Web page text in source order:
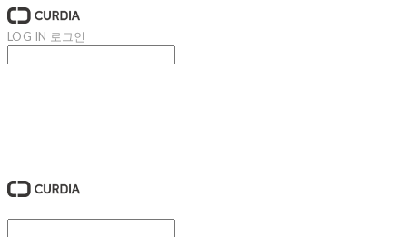
LOG IN 로그인